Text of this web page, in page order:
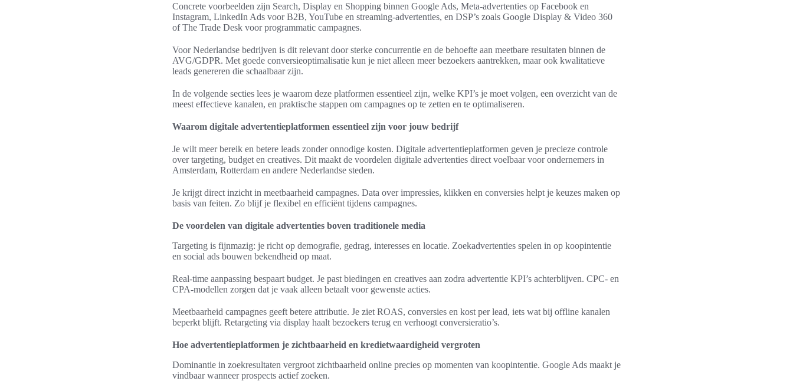
Concrete voorbeelden zijn Search, Display en Shopping binnen Google Ads, Meta-advertenties op Facebook en
Instagram, LinkedIn Ads voor B2B, YouTube en streaming-advertenties, en DSP’s zoals Google Display & Video 360
of The Trade Desk voor programmatic campagnes.
Voor Nederlandse bedrijven is dit relevant door sterke concurrentie en de behoefte aan meetbare resultaten binnen de
AVG/GDPR. Met goede conversieoptimalisatie kun je niet alleen meer bezoekers aantrekken, maar ook kwalitatieve
leads genereren die schaalbaar zijn.
In de volgende secties lees je waarom deze platformen essentieel zijn, welke KPI’s je moet volgen, een overzicht van de
meest effectieve kanalen, en praktische stappen om campagnes op te zetten en te optimaliseren.
Waarom digitale advertentieplatformen essentieel zijn voor jouw bedrijf
Je wilt meer bereik en betere leads zonder onnodige kosten. Digitale advertentieplatformen geven je precieze controle
over targeting, budget en creatives. Dit maakt de voordelen digitale advertenties direct voelbaar voor ondernemers in
Amsterdam, Rotterdam en andere Nederlandse steden.
Je krijgt direct inzicht in meetbaarheid campagnes. Data over impressies, klikken en conversies helpt je keuzes maken op
basis van feiten. Zo blijf je flexibel en efficiënt tijdens campagnes.
De voordelen van digitale advertenties boven traditionele media
Targeting is fijnmazig: je richt op demografie, gedrag, interesses en locatie. Zoekadvertenties spelen in op koopintentie
en social ads bouwen bekendheid op maat.
Real-time aanpassing bespaart budget. Je past biedingen en creatives aan zodra advertentie KPI’s achterblijven. CPC- en
CPA-modellen zorgen dat je vaak alleen betaalt voor gewenste acties.
Meetbaarheid campagnes geeft betere attributie. Je ziet ROAS, conversies en kost per lead, iets wat bij offline kanalen
beperkt blijft. Retargeting via display haalt bezoekers terug en verhoogt conversieratio’s.
Hoe advertentieplatformen je zichtbaarheid en kredietwaardigheid vergroten
Dominantie in zoekresultaten vergroot zichtbaarheid online precies op momenten van koopintentie. Google Ads maakt je
vindbaar wanneer prospects actief zoeken.